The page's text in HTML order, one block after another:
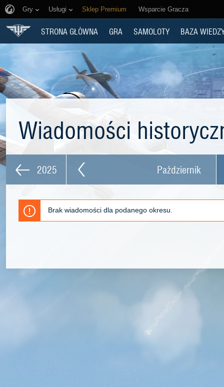
Gry Usługi Sklep Premium Wsparcie Gracza
STRONA GŁÓWNA GRA SAMOLOTY BAZA
Wiadomości
2025 Październik
Brak wiadomości dla podanego okresu.